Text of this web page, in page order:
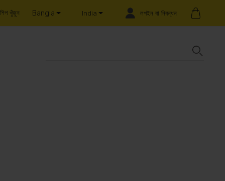
খুঁজুন Bangla India লগইন বা নিবন্ধন